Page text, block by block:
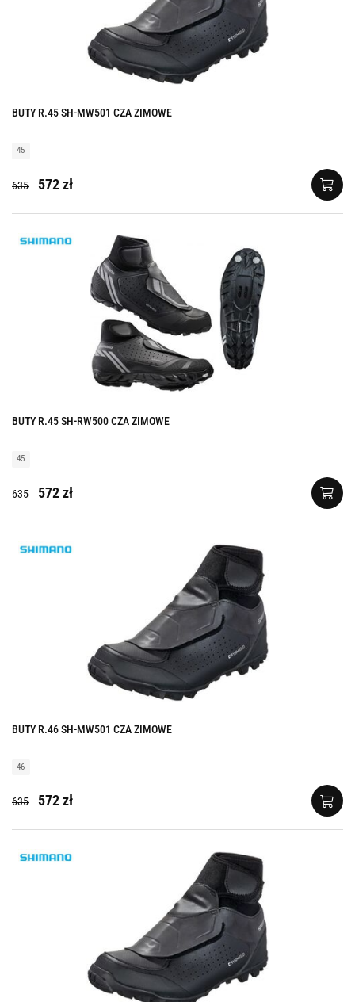
BUTY R.45 SH-MW501 CZA ZIMOWE
45
635 572 zł
BUTY R.45 SH-RW500 CZA ZIMOWE
45
635 572 zł
BUTY R.46 SH-MW501 CZA ZIMOWE
46
635 572 zł